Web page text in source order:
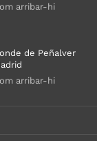
arribar-hi
de Peñalver
arribar-hi